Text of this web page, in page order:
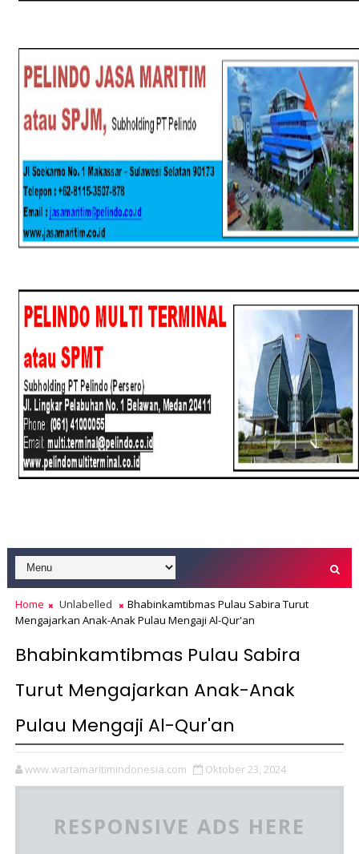
Home Unlabelled
Bhabinkamtibmas Pulau Sabira Turut
Mengajarkan Anak-Anak Pulau Mengaji Al-Qur'an
Bhabinkamtibmas Pulau Sabira
Turut Mengajarkan Anak-Anak
Pulau Mengaji Al-Qur'an
www.wartamaritimindonesia.com Oktober 23, 2024
RESPONSIVE ADS HERE